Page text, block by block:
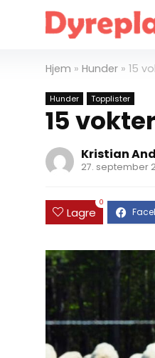
Hjem » Hunder » 15
Hunder Topplister
15
Kristian
27. september
Lagre
0